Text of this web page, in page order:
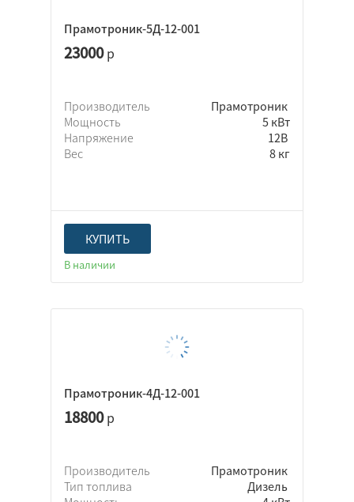
Неважно
Автобусы
Спецтехника
Прамотроник-5Д-12-001
23000р
Производитель
Прамотроник
Мощность
5 кВт
Напряжение
12В
Вес
8 кг
КУПИТЬ
В наличии
Прамотроник-4Д-12-001
18800р
Производитель
Прамотроник
Тип топлива
Дизель